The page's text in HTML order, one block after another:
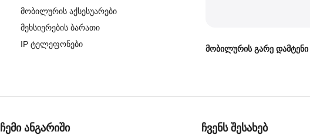
მობილურის გარე დამტენი
მობილურის აქსესუარები
მეხსიერების ბარათი
IP ტელეფონები
ჩემი ანგარიში ჩვენს შესახებ